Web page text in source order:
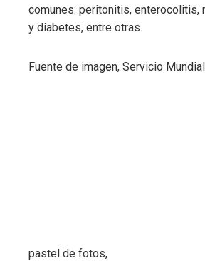
comunes: peritonitis, enterocolitis,
y diabetes, entre otras.
Fuente de imagen, Servicio
pastel de fotos,